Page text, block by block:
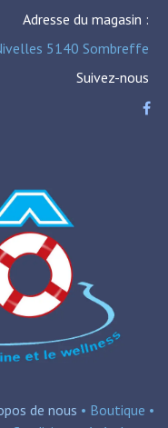
Adresse du magasin :
5140 Sombreffe
Suivez-nous
de nous • Boutique •